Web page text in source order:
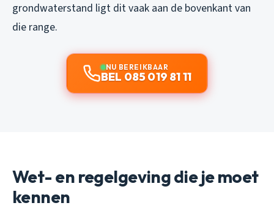
grondwaterstand ligt dit vaak aan de bovenkant van
die range.
NU BEREIKBAAR
BEL 085 019 81 11
Wet- en regelgeving die je moet
kennen